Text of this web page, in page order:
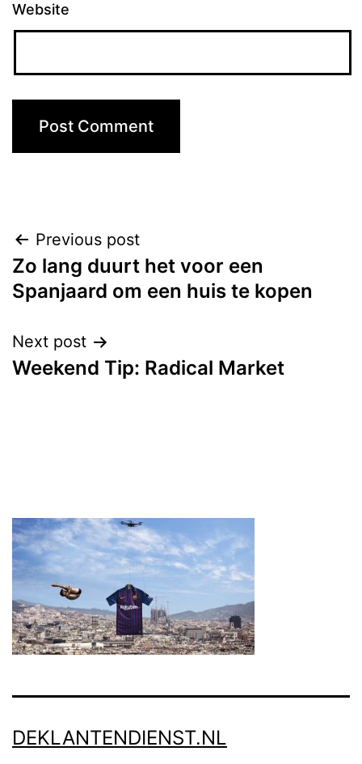
Website
Post
navigation
Previous post
Zo lang duurt het voor een
Spanjaard om een huis te kopen
Next post
Weekend Tip: Radical Market
DEKLANTENDIENST.NL